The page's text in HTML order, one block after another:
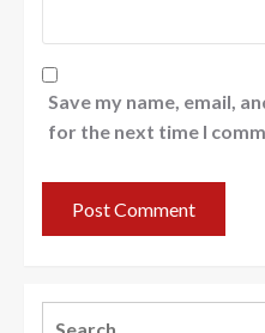
Save my name, email,
for the next time I